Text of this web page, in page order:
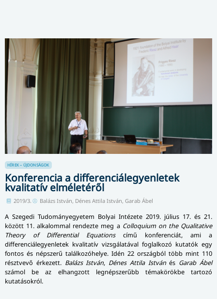
HÍREK – ÚJDONSÁGOK
Konferencia a differenciálegyenletek
kvalitatív elméletéről
2019/3. Balázs István, Dénes Attila István, Garab Ábel
A Szegedi Tudományegyetem Bolyai Intézete 2019. július 17. és 21.
között 11. alkalommal rendezte meg a Colloquium on the Qualitative
Theory of Differential Equationscímű konferenciát, ami a
differenciálegyenletek kvalitatív vizsgálatával foglalkozó kutatók egy
fontos és népszerű találkozóhelye. Idén 22 országból több mint 110
résztvevő érkezett. Balázs István, Dénes Attila Istvánés Garab Ábel
számol be az elhangzott legnépszerűbb témakörökbe tartozó
kutatásokról.